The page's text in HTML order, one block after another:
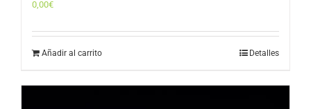
0,00€
Añadir al carrito Detalles